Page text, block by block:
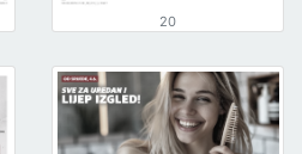
20